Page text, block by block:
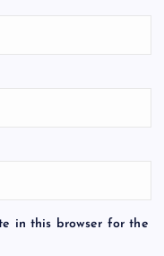
in this browser for the